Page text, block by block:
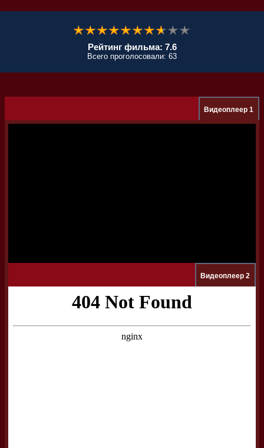
Рейтинг фильма: 7.6
Всего проголосовали: 63
Видеоплеер 1
Видеоплеер 2